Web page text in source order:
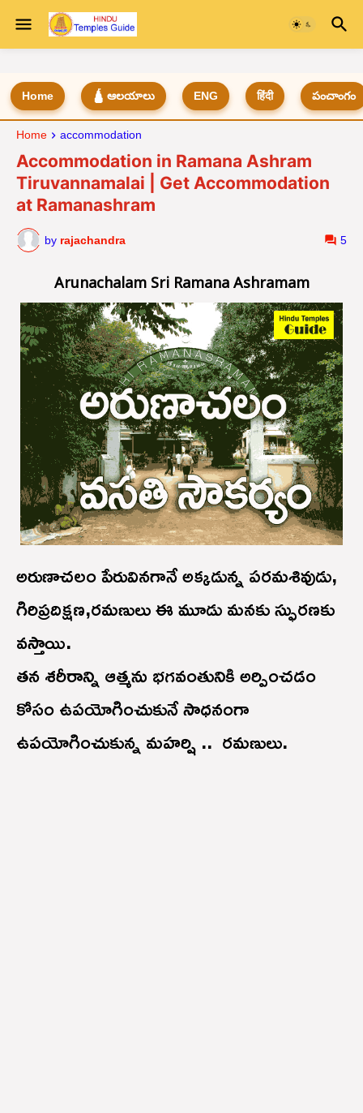
Home 🛕 ఆలయాలు ENG हिंदी పంచాంగం
Home accommodation
Accommodation in Ramana Ashram
Tiruvannamalai | Get Accommodation
at Ramanashram
by rajachandra 5
Arunachalam Sri Ramana Ashramam
అరుణాచలం పేరువినగానే అక్కడున్న పరమశివుడు,
గిరిప్రదిక్షణ,రమణులు ఈ మూడు మనకు స్ఫురణకు
వస్తాయి.
తన శరీరాన్ని ఆత్మను భగవంతునికి అర్పించడం
కోసం ఉపయోగించుకునే సాధనంగా
ఉపయోగించుకున్న మహర్షి .. రమణులు.